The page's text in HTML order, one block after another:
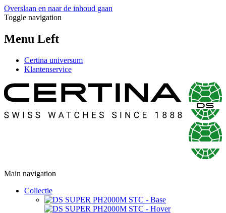
Overslaan en naar de inhoud gaan
Toggle navigation
Menu Left
Certina universum
Klantenservice
Main navigation
Collectie